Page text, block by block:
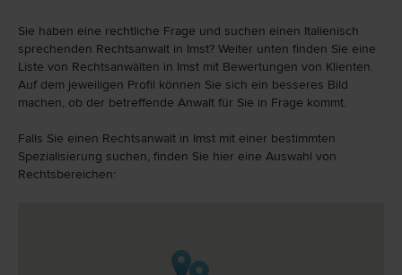
Sie haben eine rechtliche Frage und suchen einen Italienisch
sprechenden Rechtsanwalt in Imst? Weiter unten finden Sie eine
Liste von Rechtsanwälten in Imst mit Bewertungen von Klienten.
Auf dem jeweiligen Profil können Sie sich ein besseres Bild
machen, ob der betreffende Anwalt für Sie in Frage kommt.
Falls Sie einen Rechtsanwalt in Imst mit einer bestimmten
Spezialisierung suchen, finden Sie hier eine Auswahl von
Rechtsbereichen: